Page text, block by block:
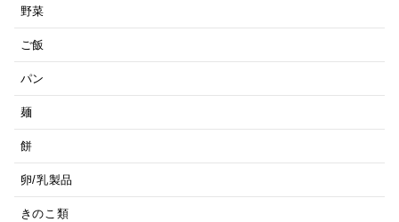
野菜
ご飯
パン
麺
餅
卵/乳製品
きのこ類